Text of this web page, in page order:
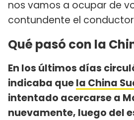
nos vamos a ocupar de
contundente el
Qué pasó con la
En los últimos días
indicaba quela China
intentado acercarse a
nuevamente, luego del